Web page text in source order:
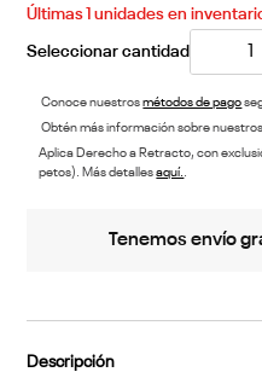
Últimas unidades en
Conoce nuestrosmétodos de pago
Obtén más información sobre
Aplica Derecho a Retracto, con
petos). Más detallesaquí..
Tenemos envío
Descripción